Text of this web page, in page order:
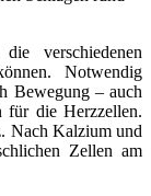
verschiedenen
Notwendig
Bewegung – auch
für die Herzzellen.
Nach Kalzium und
Zellen am